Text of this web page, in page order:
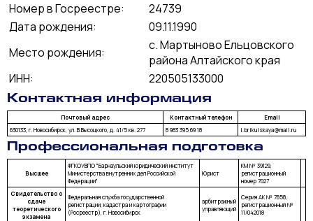
Номер в Госреестре:
24739
Дата рождения:
09.11.1990
Место рождения:
с. Мартыново Ельцовского
района Алтайского края
ИНН:
220505133000
Контактная информация
Почтовый адрес Контактный телефон
Email
630133, г. Новосибирск, ул. В.Высоцкого, д. 41/5 кв. 277
8 983 395 69 18 l.brikulskaya@mail.ru
Профессиональная подготовка
Высшее
ФГКОУВПО "Барнаульский юридический институт
Министерства внутренних дел Российской
Федерации"
Юрист
КМ № 39129,
регистрационный
номер 7027
Свидетельство о
сдаче
теоретического
экзамена
Федеральная служба государственной
регистрации, кадастра и картографии
(Росреестр), г. Новосибирск
арбитражный
управляющий
Серия АК № 7858,
регистрационный №
11/042018